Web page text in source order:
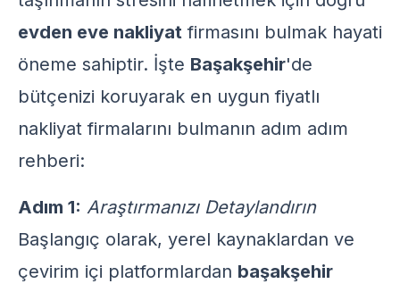
evden eve nakliyat firmasını bulmak hayati
öneme sahiptir. İşte Başakşehir'de
bütçenizi koruyarak en uygun fiyatlı
nakliyat firmalarını bulmanın adım adım
rehberi:
Adım 1: Araştırmanızı Detaylandırın
Başlangıç olarak, yerel kaynaklardan ve
çevirim içi platformlardan başakşehir